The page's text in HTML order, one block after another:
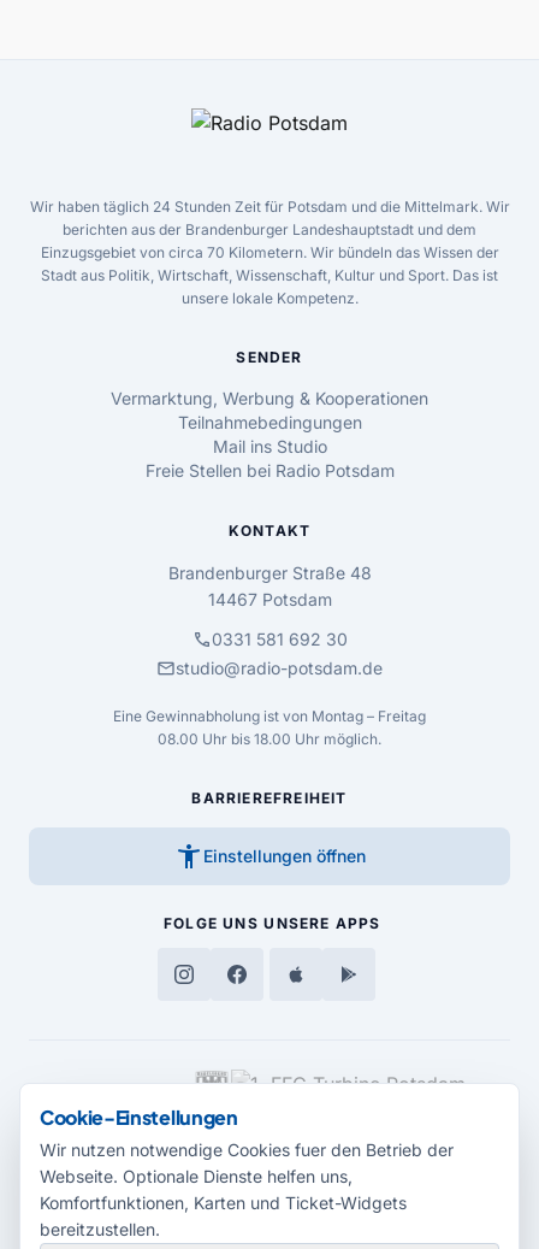
Wir haben täglich 24 Stunden Zeit für Potsdam und die Mittelmark. Wir
berichten aus der Brandenburger Landeshauptstadt und dem
Einzugsgebiet von circa 70 Kilometern. Wir bündeln das Wissen der
Stadt aus Politik, Wirtschaft, Wissenschaft, Kultur und Sport. Das ist
unsere lokale Kompetenz.
SENDER
Vermarktung, Werbung & Kooperationen
Teilnahmebedingungen
Mail ins Studio
Freie Stellen bei Radio Potsdam
KONTAKT
Brandenburger Straße 48
14467 Potsdam
call0331 581 692 30
mailstudio@radio-potsdam.de
Eine Gewinnabholung ist von Montag – Freitag
08.00 Uhr bis 18.00 Uhr möglich.
BARRIEREFREIHEIT
accessibility_new Einstellungen öffnen
FOLGE UNS UNSERE APPS
MEDIENPARTNER
Cookie-Einstellungen
Wir nutzen notwendige Cookies fuer den Betrieb der
Webseite. Optionale Dienste helfen uns,
Komfortfunktionen, Karten und Ticket-Widgets
bereitzustellen.